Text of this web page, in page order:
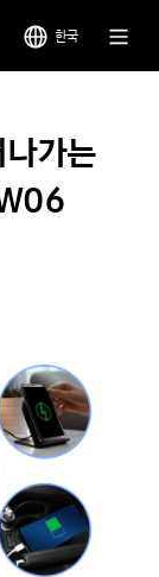
한국
가는